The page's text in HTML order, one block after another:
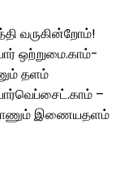
வருகின்றோம்!
ஒற்றுமை.காம்-
தளம்
–
இணையதளம்